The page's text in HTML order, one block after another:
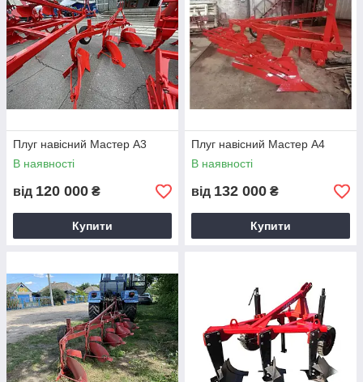
Плуг навісний Мастер А3
В наявності
від 120 000 ₴
Купити
Плуг навісний Мастер А4
В наявності
від 132 000 ₴
Купити